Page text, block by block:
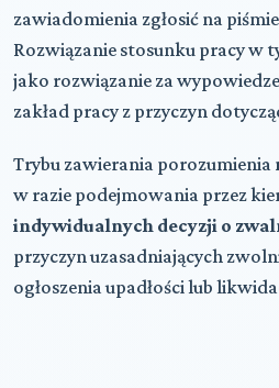
zawiadomienia zgłosić na
Rozwiązanie stosunku pracy w
jako rozwiązanie za
zakład pracy z przyczyn
Trybu zawierania porozumienia
w razie podejmowania przez
indywidualnych decyzji o
przyczyn uzasadniających
ogłoszenia upadłości lub